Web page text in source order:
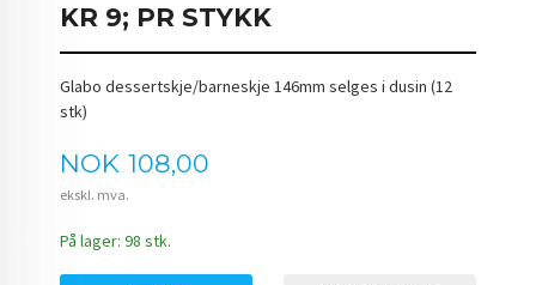
KR 9; PR STYKK
Glabo dessertskje/barneskje 146mm selges i dusin (12
stk)
Pris
NOK 108,00
ekskl. mva.
På lager: 98 stk.